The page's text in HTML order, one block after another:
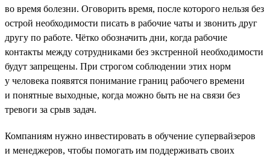
во время болезни. Оговорить время, после которого нельзя без
острой необходимости писать в рабочие чаты и звонить друг
другу по работе. Чётко обозначить дни, когда рабочие
контакты между сотрудниками без экстренной необходимости
будут запрещены. При строгом соблюдении этих норм
у человека появятся понимание границ рабочего времени
и понятные выходные, когда можно быть не на связи без
тревоги за срыв задач.
Компаниям нужно инвестировать в обучение супервайзеров
и менеджеров, чтобы помогать им поддерживать своих